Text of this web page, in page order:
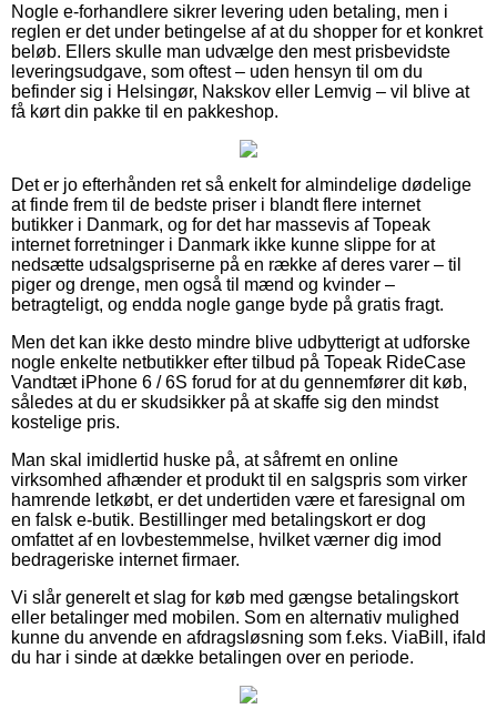
Nogle e-forhandlere sikrer levering uden betaling, men i
reglen er det under betingelse af at du shopper for et konkret
beløb. Ellers skulle man udvælge den mest prisbevidste
leveringsudgave, som oftest – uden hensyn til om du
befinder sig i Helsingør, Nakskov eller Lemvig – vil blive at
få kørt din pakke til en pakkeshop.
Det er jo efterhånden ret så enkelt for almindelige dødelige
at finde frem til de bedste priser i blandt flere internet
butikker i Danmark, og for det har massevis af Topeak
internet forretninger i Danmark ikke kunne slippe for at
nedsætte udsalgspriserne på en række af deres varer – til
piger og drenge, men også til mænd og kvinder –
betragteligt, og endda nogle gange byde på gratis fragt.
Men det kan ikke desto mindre blive udbytterigt at udforske
nogle enkelte netbutikker efter tilbud på Topeak RideCase
Vandtæt iPhone 6 / 6S forud for at du gennemfører dit køb,
således at du er skudsikker på at skaffe sig den mindst
kostelige pris.
Man skal imidlertid huske på, at såfremt en online
virksomhed afhænder et produkt til en salgspris som virker
hamrende letkøbt, er det undertiden være et faresignal om
en falsk e-butik. Bestillinger med betalingskort er dog
omfattet af en lovbestemmelse, hvilket værner dig imod
bedrageriske internet firmaer.
Vi slår generelt et slag for køb med gængse betalingskort
eller betalinger med mobilen. Som en alternativ mulighed
kunne du anvende en afdragsløsning som f.eks. ViaBill, ifald
du har i sinde at dække betalingen over en periode.